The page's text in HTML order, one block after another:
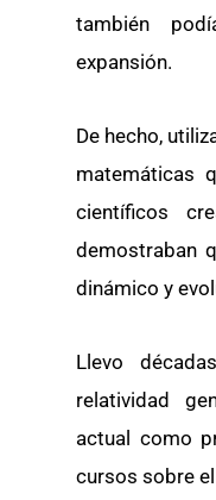
también
expansión.
De hecho,
matemáticas
científicos
demostraban
dinámico y
Llevo
relatividad
actual como
cursos sobre